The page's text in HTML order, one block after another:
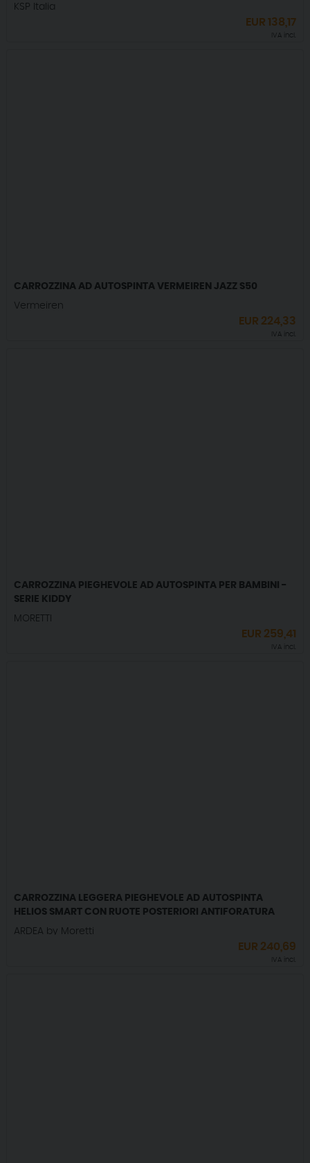
KSP Italia
EUR138,17
IVA incl.
CARROZZINA AD AUTOSPINTA VERMEIREN JAZZ S50
Vermeiren
EUR 224,33
IVA incl.
CARROZZINA PIEGHEVOLE AD AUTOSPINTA PER BAMBINI -
SERIE KIDDY
MORETTI
EUR 259,41
IVA incl.
CARROZZINA LEGGERA PIEGHEVOLE AD AUTOSPINTA
HELIOS SMART CON RUOTE POSTERIORI ANTIFORATURA
ARDEA by Moretti
EUR 240,69
IVA incl.